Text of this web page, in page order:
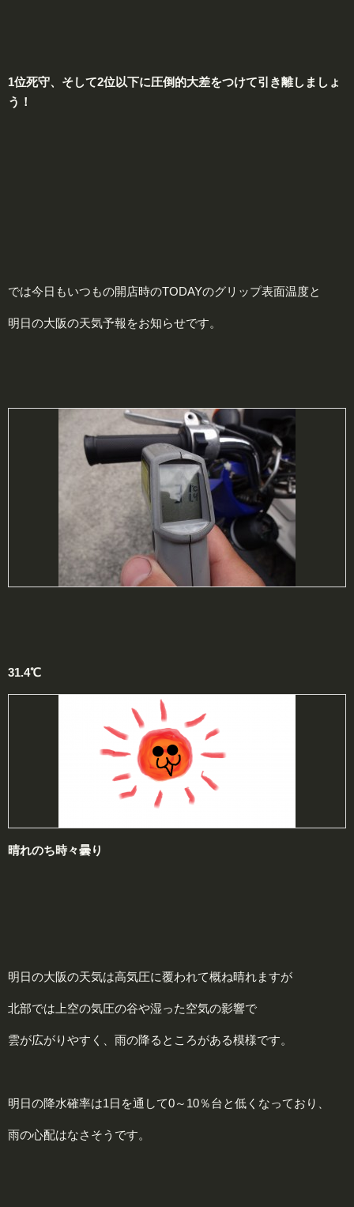
1位死守、そして2位以下に圧倒的大差をつけて引き離しましょ
う！
では今日もいつもの開店時のTODAYのグリップ表面温度と
明日の大阪の天気予報をお知らせです。
31.4℃
晴れのち時々曇り
明日の大阪の天気は高気圧に覆われて概ね晴れますが
北部では上空の気圧の谷や湿った空気の影響で
雲が広がりやすく、雨の降るところがある模様です。
明日の降水確率は1日を通して0～10％台と低くなっており、
雨の心配はなさそうです。